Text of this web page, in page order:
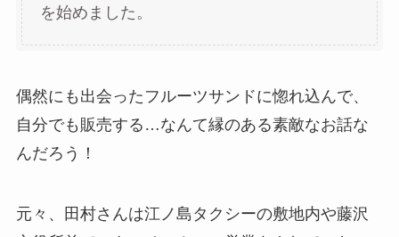
を始めました。
偶然にも出会ったフルーツサンドに惚れ込んで、
自分でも販売する…なんて縁のある素敵なお話な
んだろう！
元々、田村さんは江ノ島タクシーの敷地内や藤沢